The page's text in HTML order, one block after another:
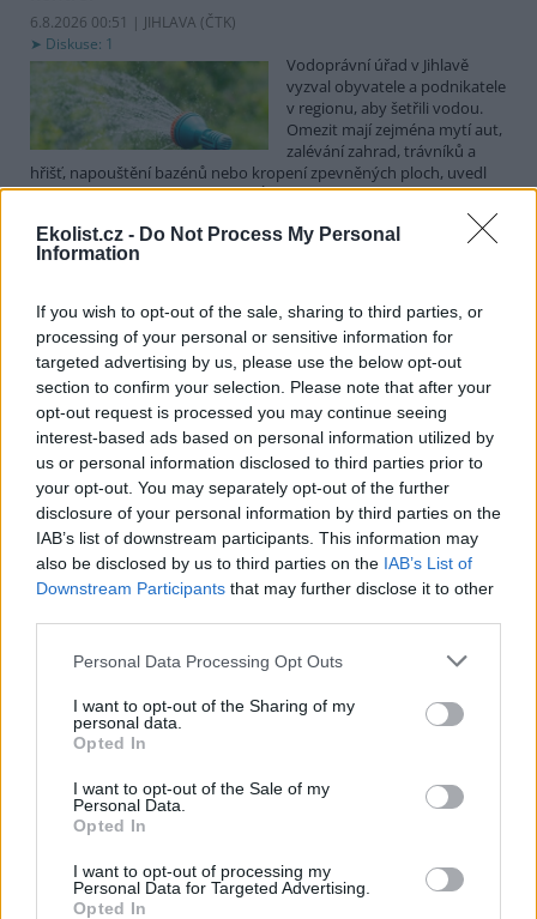
Ekolist.cz - Do Not Process My Personal
Information
If you wish to opt-out of the sale, sharing to third parties, or
processing of your personal or sensitive information for
targeted advertising by us, please use the below opt-out
section to confirm your selection. Please note that after your
opt-out request is processed you may continue seeing
interest-based ads based on personal information utilized by
us or personal information disclosed to third parties prior to
your opt-out. You may separately opt-out of the further
disclosure of your personal information by third parties on the
IAB’s list of downstream participants. This information may
also be disclosed by us to third parties on the IAB’s List of
Downstream Participants that may further disclose it to other
Personal Data Processing Opt Outs
I want to opt-out of the Sharing of my
personal data.
Opted In
I want to opt-out of the Sale of my
Personal Data.
Opted In
I want to opt-out of processing my
Personal Data for Targeted Advertising.
Opted In
6.8.2026 00:51 | JIHLAVA (ČTK)
Diskuse: 1
Vodoprávní úřad v Jihlavě
vyzval obyvatele a podnikatele
v regionu, aby šetřili vodou.
Omezit mají zejména mytí aut,
zalévání zahrad, trávníků a
hřišť, napouštění bazénů nebo kropení zpevněných ploch, uvedl
mluvčí radnice Radovan Daněk. Úřad podle něj bude víc
kontrolovat povolené odběry. Výzva k šetření vodou platí pro
všechny obce spadající pod Jihlavu jako obec s rozšířenou
působností.
Celníci odhalili gang překupníků papoušků, zajistili
stovku ptáků
5.8.2026 20:13 ( ČTK
Celníci odhalili gang
překupníků chráněných druhů
papoušků působící v několika
krajích a zajistili asi stovku
ptáků. S odchytem a
zajištěním zvířat celníkům pomohly zoo v Praze, Zlíně a Ostravě. V
ostravské zahradě také papoušci nalezli dočasné útočiště. V
tiskové zprávě nawebucelníků to oznámila mluvčí Celní správy ČR
Martina Kaňková. Případem se zabývá policie.
pronásledovali velrybáře
Islandské úřady nařídily
vyhoštění 21 aktivistů
pobřežní stráž s policií zabavily
jejich loď, která pronásledovala velrybářské plavidlo. Pasažéři lodi
patřící nadaci kanadsko-amerického ekologického aktivisty Paula
Watsona jsou od té doby zadržováni v Reykjavíku. Sám Watson na
palubě nebyl. Píše o tom agentura AFP s odvoláním na islandskou
policii.